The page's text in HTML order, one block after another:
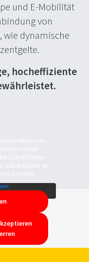
und E-Mobilität
von
dynamische
hocheffiziente
werden.